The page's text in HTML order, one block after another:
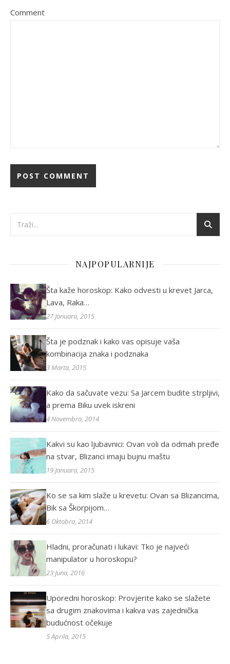
Comment
NAJPOPULARNIJE
Šta kaže horoskop: Kako odvesti u krevet Jarca,
Lava, Raka…
27 Januara, 2015
Šta je podznak i kako vas opisuje vaša
kombinacija znaka i podznaka
3 Marta, 2015
Kako da sačuvate vezu: Sa Jarcem budite strpljivi,
a prema Biku uvek iskreni
4 Novembra, 2014
Kakvi su kao ljubavnici: Ovan voli da odmah pređe
na stvar, Blizanci imaju bujnu maštu
19 Januara, 2015
Ko se sa kim slaže u krevetu: Ovan sa Blizancima,
Bik sa Škorpijom…
6 Oktobra, 2014
Hladni, proračunati i lukavi: Tko je najveći
manipulator u horoskopu?
23 Juna, 2016
Uporedni horoskop: Provjerite kako se slažete
sa drugim znakovima i kakva vas zajednička
budućnost očekuje
5 Aprila, 2015